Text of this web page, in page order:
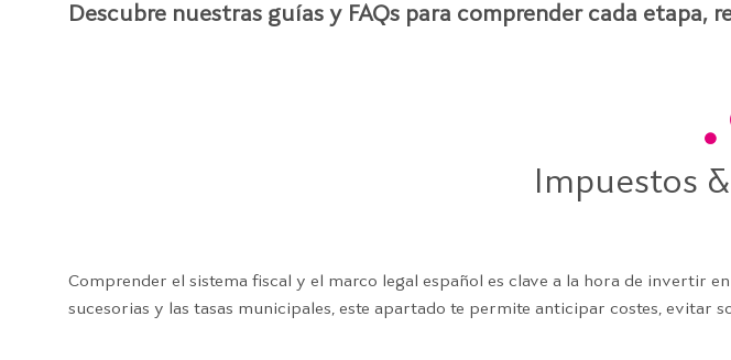
Descubre nuestras guías y FAQs para comprender cada
Impuestos
Comprender el sistema fiscal y el marco legal español es clave a la hora de invertir
sucesorias y las tasas municipales, este apartado te permite anticipar costes, evitar